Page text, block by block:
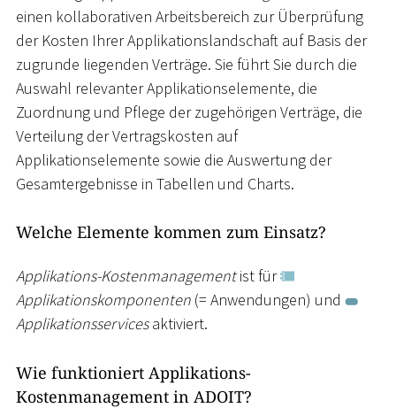
einen kollaborativen Arbeitsbereich zur Überprüfung
der Kosten Ihrer Applikationslandschaft auf Basis der
zugrunde liegenden Verträge. Sie führt Sie durch die
Auswahl relevanter Applikationselemente, die
Zuordnung und Pflege der zugehörigen Verträge, die
Verteilung der Vertragskosten auf
Applikationselemente sowie die Auswertung der
Gesamtergebnisse in Tabellen und Charts.
Welche Elemente kommen zum Einsatz?
Applikations-Kostenmanagementist für
Applikationskomponenten (= Anwendungen) und
Applikationsservicesaktiviert.
Wie funktioniert Applikations-
Kostenmanagement in ADOIT?